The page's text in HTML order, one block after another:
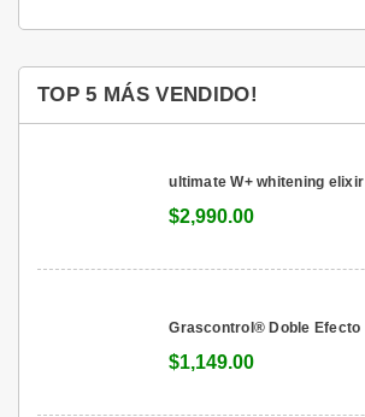
TOP 5 MÁS VENDIDO!
ultimate W+ whitening elixir
$2,990.00
Grascontrol® Doble Efecto
$1,149.00